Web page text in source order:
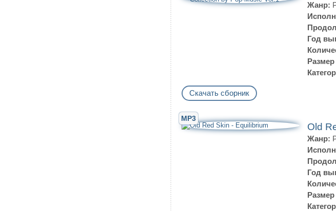
Жанр:
Год
Скачать сборник
MP3
Old
Жанр:
Год